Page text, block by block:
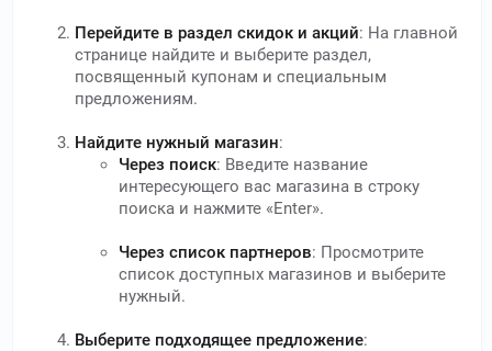
Перейдите в раздел скидок и акций: На главной
странице найдите и выберите раздел,
посвященный купонам и специальным
предложениям.
Найдите нужный магазин:
Через поиск: Введите название
интересующего вас магазина в строку
поиска и нажмите «Enter».
Через список партнеров: Просмотрите
список доступных магазинов и выберите
нужный.
Выберите подходящее предложение: